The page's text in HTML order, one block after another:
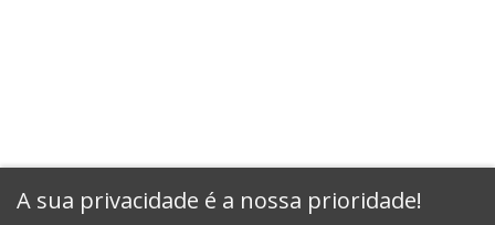
A sua privacidade é a nossa prioridade!